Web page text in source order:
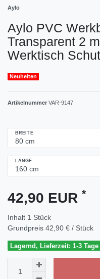
Aylo
Aylo PVC
Transparent 2
Werktisch
Neuheiten
Artikelnummer VAR-9147
BREITE
LÄNGE
42,90 EUR *
Inhalt 1 Stück
Grundpreis 42,90 € / Stück
Lagernd, Lieferzeit: 1-3 Tage